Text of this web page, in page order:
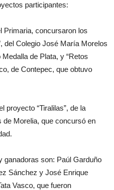
participantes:
Primaria, concursaron los
del Colegio José María Morelos
de Plata, y “Retos
de Contepec, que obtuvo
proyecto “Tiralilas”, de la
de Morelia, que concursó en
ganadoras son: Paúl Garduño
Sánchez y José Enrique
Vasco, que fueron